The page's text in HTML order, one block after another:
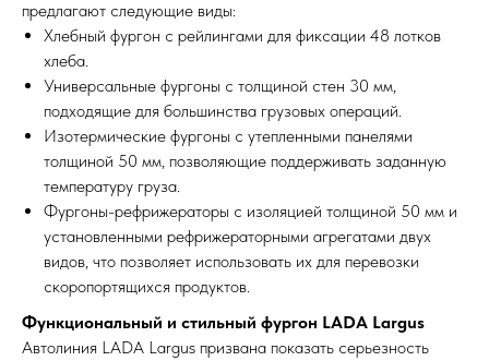
предлагают следующие виды:
Хлебный фургон с рейлингами для фиксации 48 лотков
хлеба.
Универсальные фургоны с толщиной стен 30 мм,
подходящие для большинства грузовых операций.
Изотермические фургоны с утепленными панелями
толщиной 50 мм, позволяющие поддерживать заданную
температуру груза.
Фургоны-рефрижераторы с изоляцией толщиной 50 мм и
установленными рефрижераторными агрегатами двух
видов, что позволяет использовать их для перевозки
скоропортящихся продуктов.
Функциональный и стильный фургон LADA Largus
Автолиния LADA Largus призвана показать серьезность